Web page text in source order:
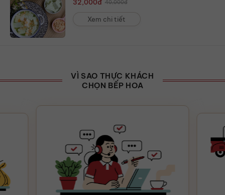
32,000đ 40,000đ
Xem chi tiết
VÌ SAO THỰC KHÁCH
CHỌN BẾP HOA